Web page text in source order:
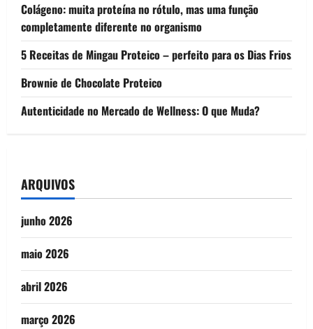
Colágeno: muita proteína no rótulo, mas uma função
completamente diferente no organismo
5 Receitas de Mingau Proteico – perfeito para os Dias Frios
Brownie de Chocolate Proteico
Autenticidade no Mercado de Wellness: O que Muda?
ARQUIVOS
junho 2026
maio 2026
abril 2026
março 2026